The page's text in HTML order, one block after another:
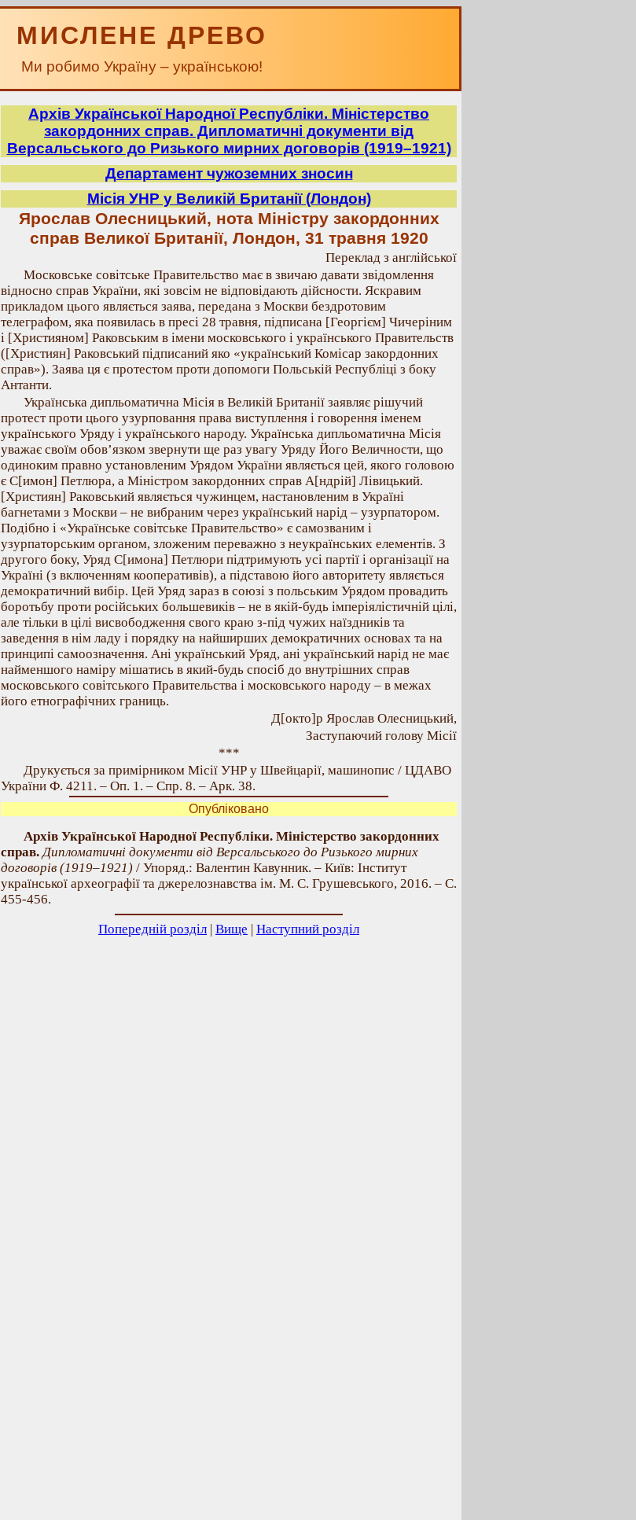
МИСЛЕНЕ ДРЕВО
Ми робимо Україну – українською!
Архів Української Народної Республіки. Міністерство
закордонних справ. Дипломатичні документи від
Версальського до Ризького мирних договорів (1919–1921)
Департамент чужоземних зносин
Місія УНР у Великій Британії (Лондон)
Ярослав Олесницький, нота Міністру закордонних
справ Великої Британії, Лондон, 31 травня 1920
Переклад з англійської
Московське совітське Правительство має в звичаю давати звідомлення
відносно справ України, які зовсім не відповідають дійсности. Яскравим
прикладом цього являється заява, передана з Москви бездротовим
телеграфом, яка появилась в пресі 28 травня, підписана [Георгієм] Чичеріним
і [Християном] Раковським в імени московського і українського Правительств
([Християн] Раковський підписаний яко «український Комісар закордонних
справ»). Заява ця є протестом проти допомоги Польській Республіці з боку
Антанти.
Українська дипльоматична Місія в Великій Британії заявляє рішучий
протест проти цього узурповання права виступлення і говорення іменем
українського Уряду і українського народу. Українська дипльоматична Місія
уважає своїм обов’язком звернути ще раз увагу Уряду Його Величности, що
одиноким правно установленим Урядом України являється цей, якого головою
є С[имон] Петлюра, а Міністром закордонних справ А[ндрій] Лівицький.
[Християн] Раковський являється чужинцем, настановленим в Україні
багнетами з Москви – не вибраним через український нарід – узурпатором.
Подібно і «Українське совітське Правительство» є самозваним і
узурпаторським органом, зложеним переважно з неукраїнських елементів. З
другого боку, Уряд С[имона] Петлюри підтримують усі партії і організації на
Україні (з включенням кооперативів), а підставою його авторитету являється
демократичний вибір. Цей Уряд зараз в союзі з польським Урядом провадить
боротьбу проти російських большевиків – не в якій-будь імперіялістичній цілі,
але тільки в цілі висвободження свого краю з-під чужих наїздників та
заведення в нім ладу і порядку на найширших демократичних основах та на
принципі самоозначення. Ані український Уряд, ані український нарід не має
найменшого наміру мішатись в який-будь спосіб до внутрішних справ
московського совітського Правительства і московського народу – в межах
його етнографічних границь.
Д[окто]р Ярослав Олесницький,
Заступаючий голову Місії
***
Друкується за примірником Місії УНР у Швейцарії, машинопис / ЦДАВО
України Ф. 4211. – Оп. 1. – Спр. 8. – Арк. 38.
Опубліковано
Архів Української Народної Республіки. Міністерство закордонних
справ. Дипломатичні документи від Версальського до Ризького мирних
договорів (1919–1921) / Упоряд.: Валентин Кавунник. – Київ: Інститут
української археографії та джерелознавства ім. М. С. Грушевського, 2016. – С.
455-456.
Попередній розділ | Вище | Наступний розділ